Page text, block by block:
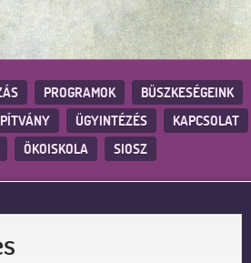
PROGRAMOK
BÜSZKESÉGEINK
ÜGYINTÉZÉS
KAPCSOLAT
ÖKOISKOLA SIOSZ